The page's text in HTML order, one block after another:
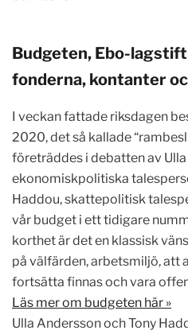
Budgeten, Ebo-
fonderna, kontanter
I veckan fattade riksdagen
2020, det så kallade
företräddes i debatten av
ekonomiskpolitiska
Haddou, skattepolitisk
vår budget i ett tidigare
korthet är det en klassisk
på välfärden, arbetsmiljö, att
fortsätta finnas och vara
Läs mer om budgeten här »
Ulla Andersson och Tony